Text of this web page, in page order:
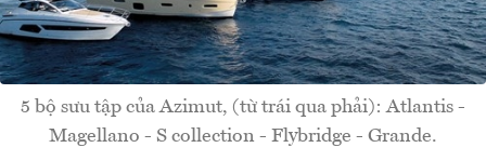
5 bộ sưu tập của Azimut, (từ trái qua phải): Atlantis -
Magellano - S collection - Flybridge - Grande.